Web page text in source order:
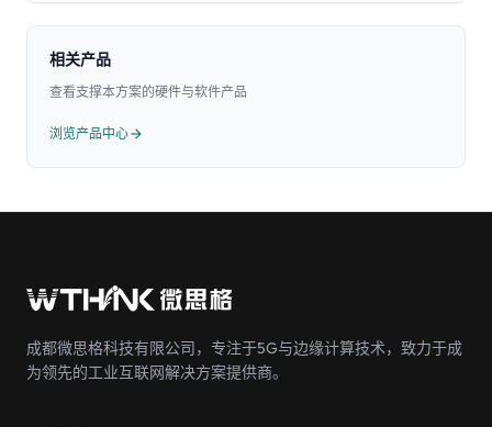
相关产品
查看支撑本方案的硬件与软件产品
浏览产品中心arrow_forward
成都微思格科技有限公司，专注于5G与边缘计算技术，致力于成
为领先的工业互联网解决方案提供商。